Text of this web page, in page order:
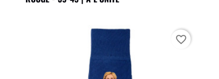
favorite_border